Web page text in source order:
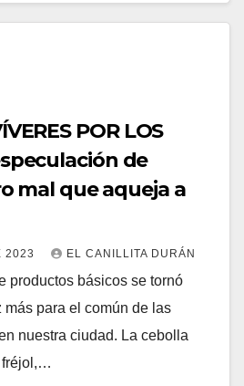
POR LOS
mal que aqueja a
2023 EL CANILLITA DURÁN
productos básicos se tornó
para el común de las
nuestra ciudad. La cebolla
fréjol,…